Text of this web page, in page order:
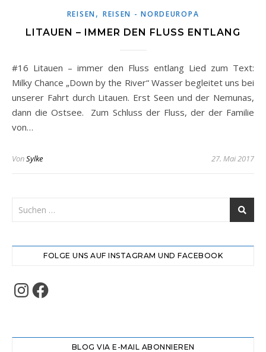
REISEN, REISEN - NORDEUROPA
LITAUEN – IMMER DEN FLUSS ENTLANG
#16 Litauen – immer den Fluss entlang Lied zum Text:
Milky Chance „Down by the River“ Wasser begleitet uns bei
unserer Fahrt durch Litauen. Erst Seen und der Nemunas,
dann die Ostsee. Zum Schluss der Fluss, der der Familie
von…
VonSylke 27. Mai 2017
FOLGE UNS AUF INSTAGRAM UND FACEBOOK
Instagram
Facebook
BLOG VIA E-MAIL ABONNIEREN